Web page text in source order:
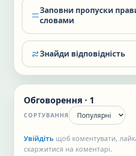
Заповни пропуски
словами
Знайди відповідність
Обговорення · 1
СОРТУВАННЯ
Увійдіть щоб коментувати,
скаржитися на коментарі.